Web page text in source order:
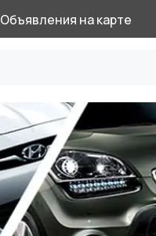
Объявления на карте